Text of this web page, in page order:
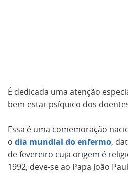
É dedicada uma atenção
bem-estar psíquico dos
Essa é uma comemoração
o dia mundial do enfermo,
de fevereiro cuja origem é
1992, deve-se ao Papa João